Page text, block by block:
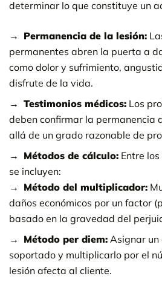
determinar lo que constituye un
Permanencia de la lesión:
permanentes abren la puerta a
como dolor y sufrimiento,
disfrute de la vida.
Testimonios médicos: Los
deben confirmar la permanencia
allá de un grado razonable de
Métodos de cálculo: Entre
se incluyen:
Método del multiplicador:
daños económicos por un factor
basado en la gravedad del
Método per diem: Asignar un
soportado y multiplicarlo por el
lesión afecta al cliente.